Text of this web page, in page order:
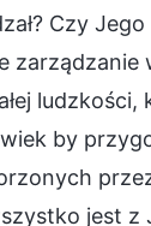
Czy
zarządzanie
ludzkości,
by
jest z